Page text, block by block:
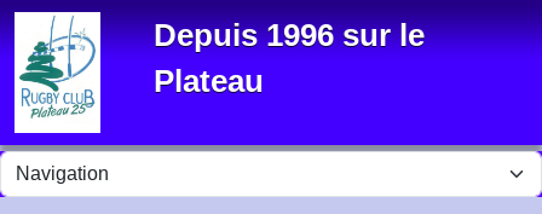
Depuis 1996 sur le
Plateau
Panneau de gestion des cookies